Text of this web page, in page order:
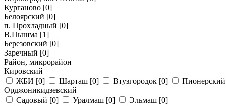
Курганово [0]
Белоярский [0]
п. Прохладный [0]
В.Пышма [1]
Березовский [0]
Заречный [0]
Район, микрорайон
Кировский
ЖБИ [0] Шарташ [0] Втузгородок [0] Пионерский
Орджоникидзевский
Садовый [0] Уралмаш [0] Эльмаш [0]